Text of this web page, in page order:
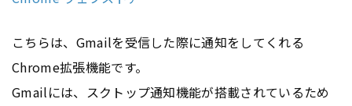
こちらは、Gmailを受信した際に通知をしてくれる
Chrome拡張機能です。
Gmailには、スクトップ通知機能が搭載されているため